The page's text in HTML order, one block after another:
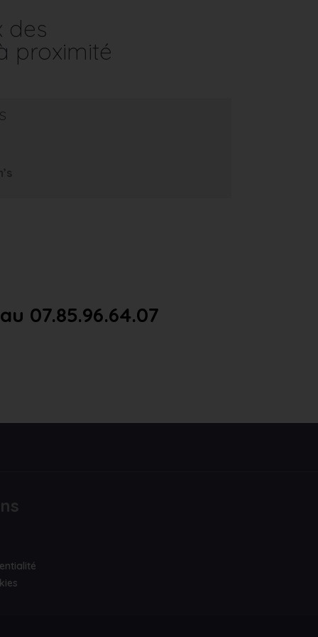
des
proximité
07.85.96.64.07